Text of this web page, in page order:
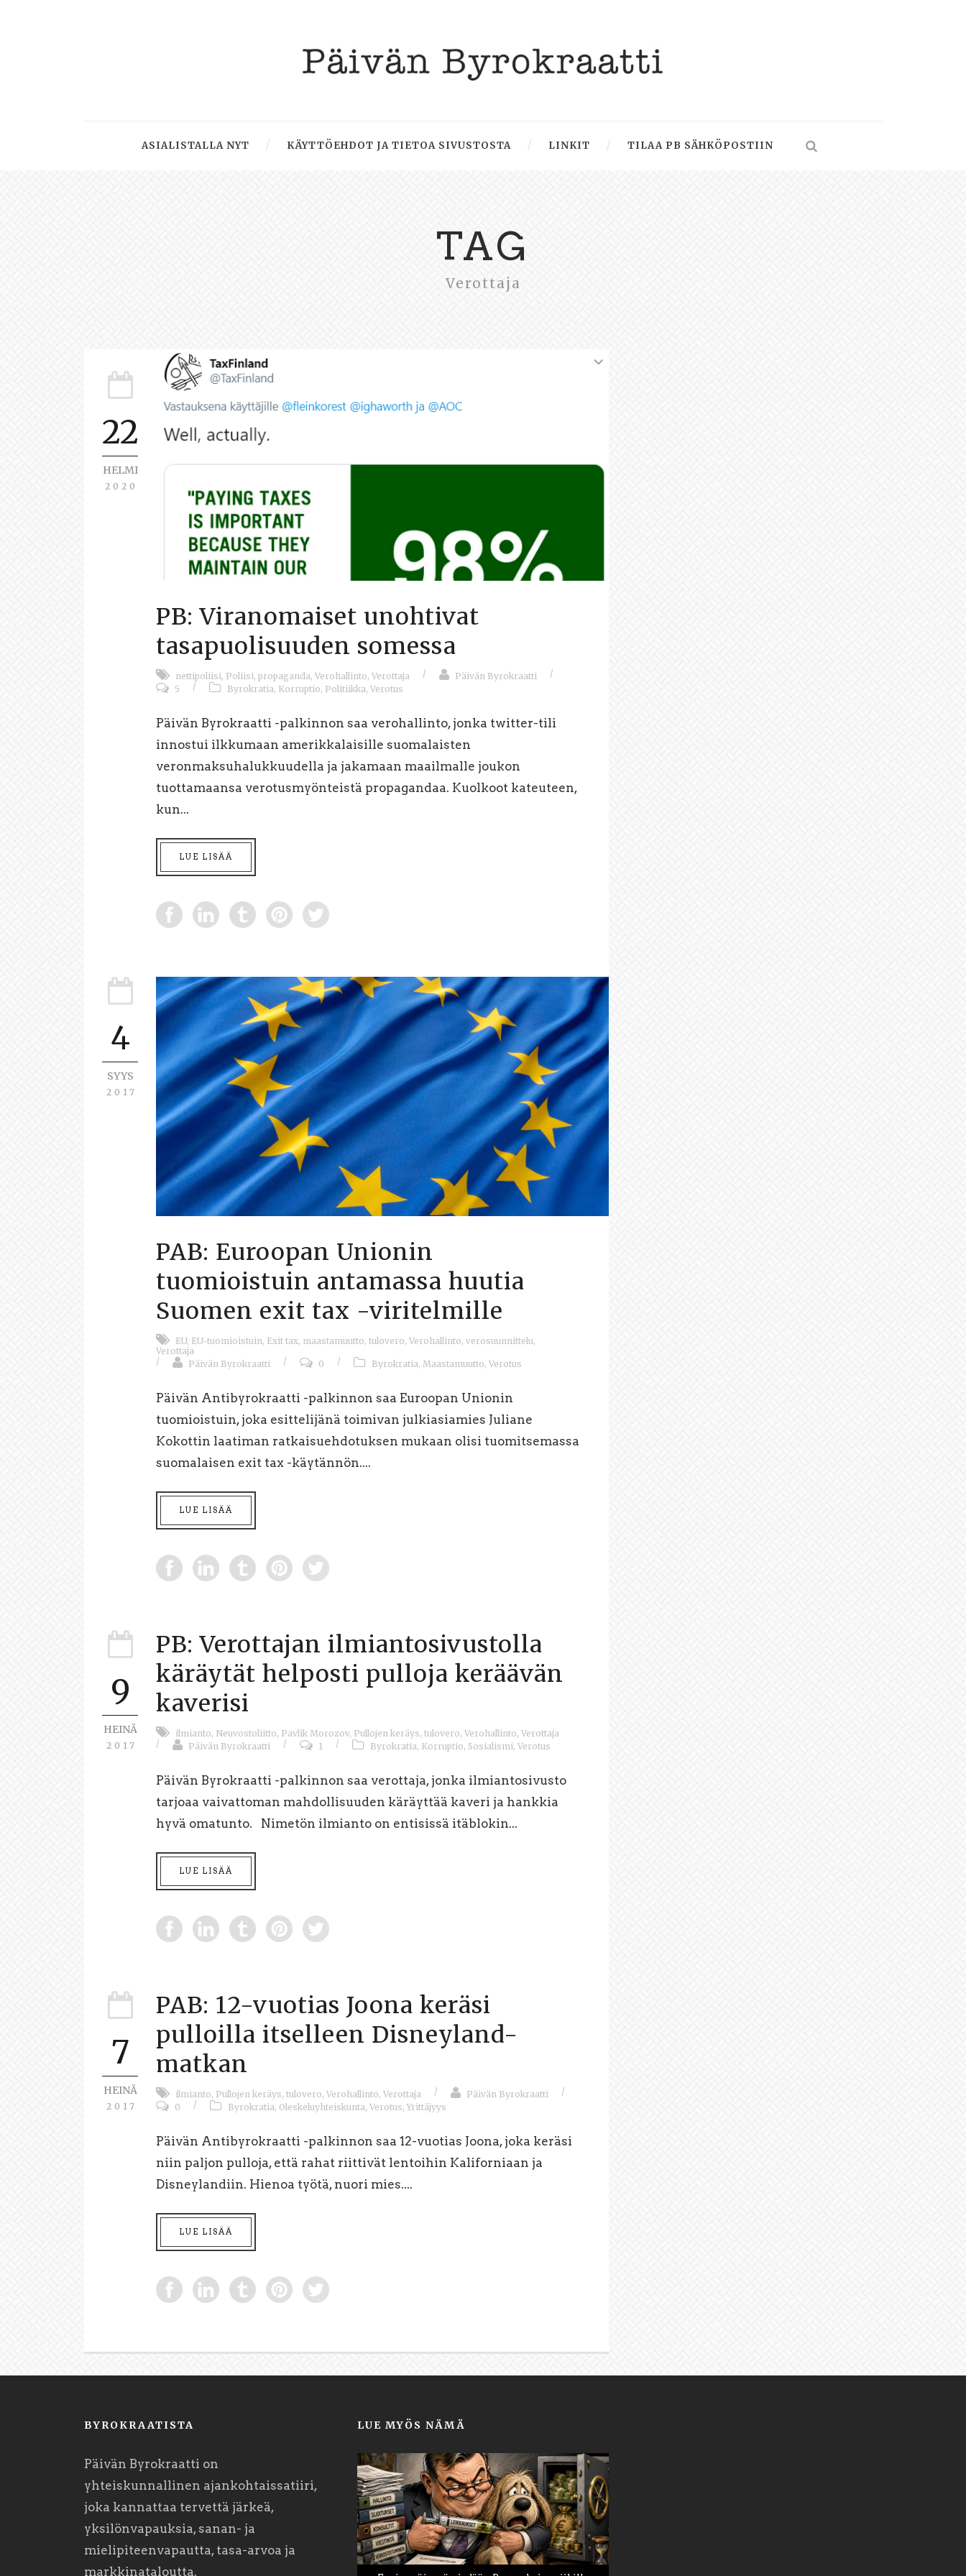
ASIALISTALLA NYT KÄYTTÖEHDOT JA TIETOA SIVUSTOSTA LINKIT TILAA PB SÄHKÖPOSTIIN
TAG
Verottaja
22
HELMI
2020
PB: Viranomaiset unohtivat
tasapuolisuuden somessa
nettipoliisi, Poliisi, propaganda, Verohallinto, Verottaja / Päivän Byrokraatti
/
5
/ Byrokratia, Korruptio, Politiikka, Verotus
Päivän Byrokraatti -palkinnon saa verohallinto, jonka twitter-tili
innostui ilkkumaan amerikkalaisille suomalaisten
veronmaksuhalukkuudella ja jakamaan maailmalle joukon
tuottamaansa verotusmyönteistä propagandaa. Kuolkoot kateuteen,
kun...
LUE LISÄÄ
4
SYYS
2017
PAB: Euroopan Unionin
tuomioistuin antamassa huutia
Suomen exit tax -viritelmille
EU, EU-tuomioistuin, Exit tax, maastamuutto, tulovero, Verohallinto, verosuunnittelu,
Verottaja
/
Päivän Byrokraatti / 0 / Byrokratia, Maastamuutto, Verotus
Päivän Antibyrokraatti -palkinnon saa Euroopan Unionin
tuomioistuin, joka esittelijänä toimivan julkiasiamies Juliane
Kokottin laatiman ratkaisuehdotuksen mukaan olisi tuomitsemassa
suomalaisen exit tax -käytännön....
LUE LISÄÄ
9
HEINÄ
2017
PB: Verottajan ilmiantosivustolla
käräytät helposti pulloja keräävän
kaverisi
ilmianto, Neuvostoliitto, Pavlik Morozov, Pullojen keräys, tulovero, Verohallinto, Verottaja
/
Päivän Byrokraatti / 1 / Byrokratia, Korruptio, Sosialismi, Verotus
Päivän Byrokraatti -palkinnon saa verottaja, jonka ilmiantosivusto
tarjoaa vaivattoman mahdollisuuden käräyttää kaveri ja hankkia
hyvä omatunto. Nimetön ilmianto on entisissä itäblokin...
LUE LISÄÄ
7
HEINÄ
2017
PAB: 12-vuotias Joona keräsi
pulloilla itselleen Disneyland-
matkan
ilmianto, Pullojen keräys, tulovero, Verohallinto, Verottaja / Päivän Byrokraatti
/
0
/ Byrokratia, Oleskeluyhteiskunta, Verotus, Yrittäjyys
Päivän Antibyrokraatti -palkinnon saa 12-vuotias Joona, joka keräsi
niin paljon pulloja, että rahat riittivät lentoihin Kaliforniaan ja
Disneylandiin. Hienoa työtä, nuori mies....
LUE LISÄÄ
BYROKRAATISTA
Päivän Byrokraatti on
yhteiskunnallinen ajankohtaissatiiri,
joka kannattaa tervettä järkeä,
yksilönvapauksia, sanan- ja
mielipiteenvapautta, tasa-arvoa ja
markkinataloutta.
LUE MYÖS NÄMÄ